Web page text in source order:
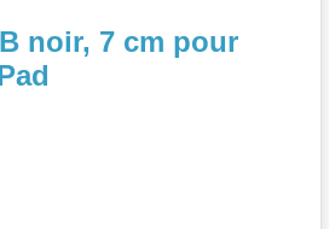
noir, 7 cm pour